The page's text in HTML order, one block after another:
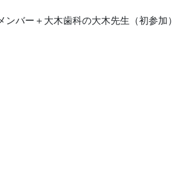
バー＋大木歯科の大木先生（初参加）